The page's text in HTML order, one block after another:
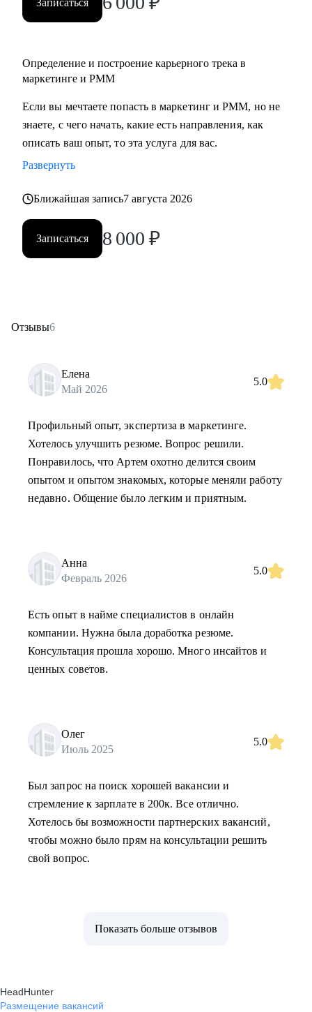
• Middle/senior специалистам в маркетинге и PMM для
• Всем, кто точно понимает, что хочет попасть в Digital-
маркетинг и PMM, но не знает, какие бывают направления,
с чего можно начать, в какую сторону двигаться.
Записаться
Определение и построение карьерного трека в
маркетинге и PMM
Если вы мечтаете попасть в маркетинг и PMM, но не
знаете, с чего начать, какие есть направления, как
описать ваш опыт, то эта услуга для вас.
Развернуть
Ближайшая запись7 августа 2026
Записаться 8 000 ₽
Отзывы6
Елена
Май 2026
5.0
Профильный опыт, экспертиза в маркетинге.
Хотелось улучшить резюме. Вопрос решили.
Понравилось, что Артем охотно делится своим
опытом и опытом знакомых, которые меняли работу
недавно. Общение было легким и приятным.
Анна
Февраль 2026
5.0
Есть опыт в найме специалистов в онлайн
компании. Нужна была доработка резюме.
Консультация прошла хорошо. Много инсайтов и
ценных советов.
Олег
Июль 2025
5.0
Был запрос на поиск хорошей вакансии и
стремление к зарплате в 200к. Все отлично.
Хотелось бы возможности партнерских вакансий,
чтобы можно было прям на консультации решить
свой вопрос.
Показать больше отзывов
HeadHunter
Размещение вакансий